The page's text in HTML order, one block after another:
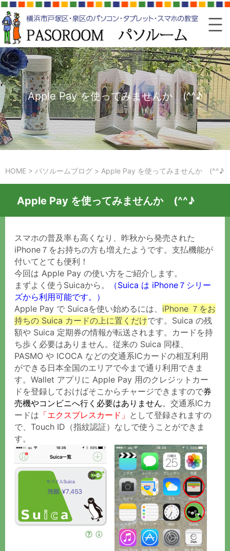
Apple Pay を使ってみませんか (^^♪
HOME > パソルームブログ > Apple Pay を使ってみませんか (^^♪
Apple Pay を使ってみませんか (^^♪
スマホの普及率も高くなり、昨秋から発売された
iPhone７をお持ちの方も増えたようです。支払機能が
付いてとても便利！
今回は Apple Pay の使い方をご紹介します。
まずよく使うSuicaから。
（Suica は iPhone７シリー
ズから利用可能です。）
Apple Pay で Suicaを使い始めるには、 iPhone ７をお
持ちの Suica カードの上に置くだけです。Suica の残
額や Suica 定期券の情報が転送されます。カードを持
ち歩く必要はありません。従来の Suica 同様、
PASMO や ICOCA などの交通系ICカードの相互利用
ができる日本全国のエリアで今まで通り利用できま
す。Wallet アプリに Apple Pay 用のクレジットカー
ドを登録しておけばそこからチャージできますので券
売機やコンビニへ行く必要はありません。交通系ICカ
ードは 「エクスプレスカード」 として登録されますの
で、Touch ID（指紋認証）なしで使うことができま
す。